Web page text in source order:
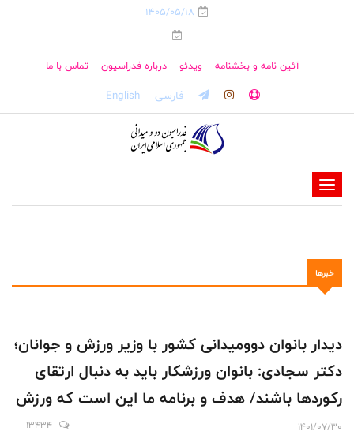
1405/05/18
آئین نامه و بخشنامه ویدئو درباره فدراسیون تماس با ما
فارسی English
-
-
-
-
-
خبرها
دیدار بانوان دوومیدانی کشور با وزیر ورزش و جوانان؛
دکتر سجادی: بانوان ورزشکار باید به دنبال ارتقای
رکوردها باشند/ هدف و برنامه ما این است که ورزش
بانوان خودکفا و مستقل شود
1401/07/30
13434